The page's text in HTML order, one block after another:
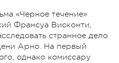
«Черное течение»
Франсуа Висконти,
странное дело
Арно. На первый
однако комиссару